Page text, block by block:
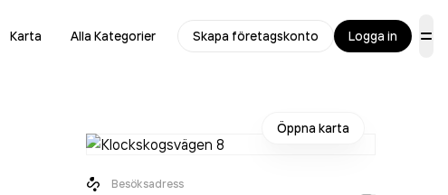
Karta Alla Kategorier Skapa företagskonto Logga in
Öppna karta
Besöksadress